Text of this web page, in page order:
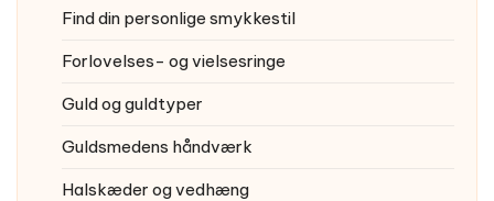
Find din personlige smykkestil
Forlovelses- og vielsesringe
Guld og guldtyper
Guldsmedens håndværk
Halskæder og vedhæng